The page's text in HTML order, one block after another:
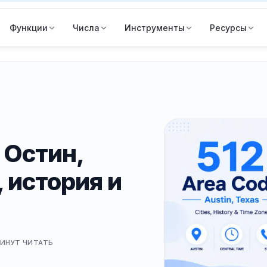
Функции Числа Инструменты Ресурсы
Остин,
и
ЧИТАТЬ